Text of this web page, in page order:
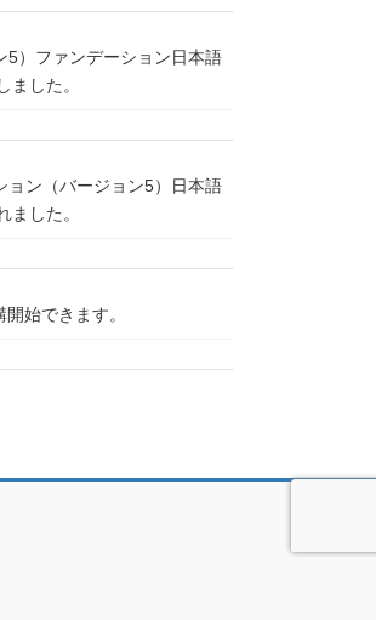
5）ファンデーション日本語
ました。
ョン（バージョン5）日本語
ました。
始できます。